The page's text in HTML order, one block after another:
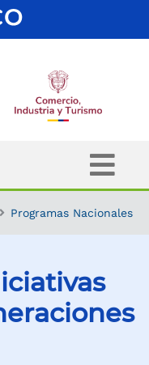
Programas Nacionales